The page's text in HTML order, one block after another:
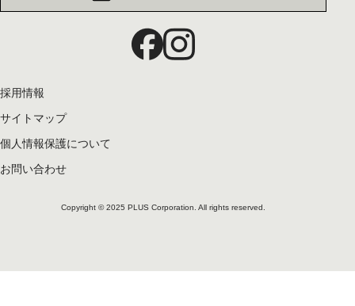
採用情報
サイトマップ
個人情報保護について
お問い合わせ
Copyright © 2025 PLUS Corporation. All rights reserved.